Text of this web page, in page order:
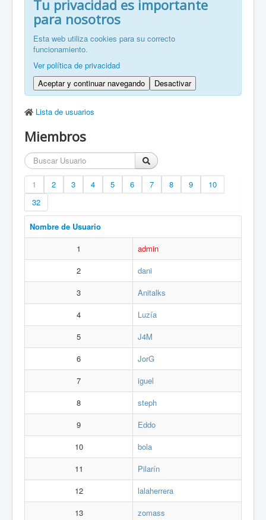
ZH: 欢迎来到萨拉戈萨轮滑协会！
Tu privacidad es importante
para nosotros
Esta web utiliza cookies para su correcto
funcionamiento.
Ver política de privacidad
Aceptar y continuar navegando
Desactivar
Lista de usuarios
Miembros
1 2 3 4 5 6 7 8 9
10
32
Nombre de Usuario
1
admin
2
dani
3
Anitalks
4
Luzía
5
J4M
6
JorG
7
iguel
8
steph
9
Eddo
10
bola
11
Pilarín
12
lalaherrera
13
zomass